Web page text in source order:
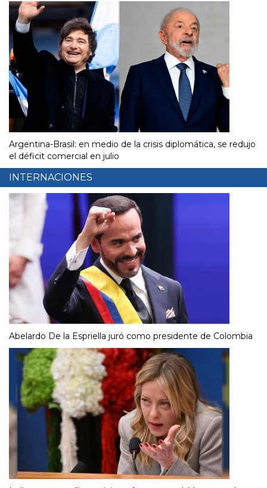
Argentina-Brasil: en medio de la crisis diplomática, se redujo
el déficit comercial en julio
INTERNACIONES
Abelardo De la Espriella juró como presidente de Colombia